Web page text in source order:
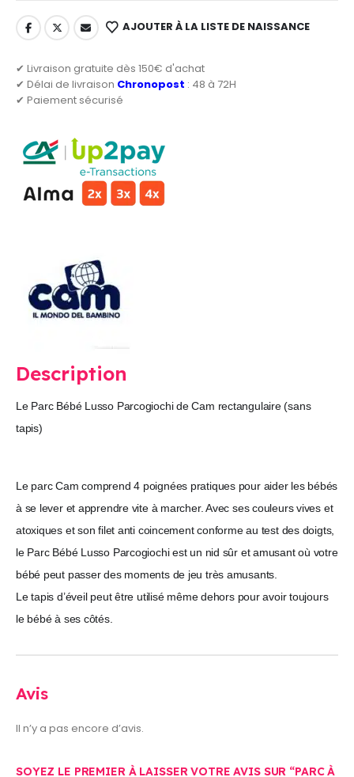
AJOUTER À LA LISTE DE NAISSANCE
✔ Livraison gratuite dès 150€ d'achat
✔ Délai de livraison Chronopost : 48 à 72H
✔ Paiement sécurisé
Description
Le Parc Bébé Lusso Parcogiochi de Cam rectangulaire (sans
tapis)
Le parc Cam comprend 4 poignées pratiques pour aider les bébés
à se lever et apprendre vite à marcher. Avec ses couleurs vives et
atoxiques et son filet anti coincement conforme au test des doigts,
le Parc Bébé Lusso Parcogiochi est un nid sûr et amusant où votre
bébé peut passer des moments de jeu très amusants.
Le tapis d’éveil peut être utilisé même dehors pour avoir toujours
le bébé à ses côtés.
Avis
Il n’y a pas encore d’avis.
SOYEZ LE PREMIER À LAISSER VOTRE AVIS SUR “PARC À